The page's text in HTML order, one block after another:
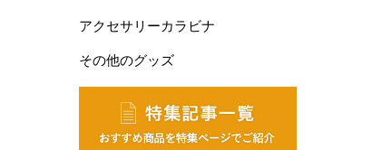
アクセサリーカラビナ
その他のグッズ